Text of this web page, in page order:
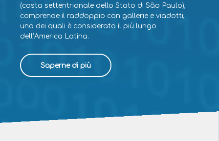
(costa settentrionale dello Stato di São Paulo),
comprende il raddoppio con gallerie e viadotti,
uno dei quali è considerato il più lungo
dell’America Latina.
Saperne di più